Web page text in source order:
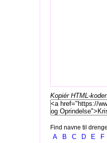
Kopiér HTML-
Find navne til
A B C D E F